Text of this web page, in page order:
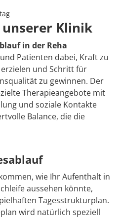
Klinik
in der Reha
Patienten dabei, Kraft zu
und Schritt für
zu gewinnen. Der
Therapieangebote mit
und soziale Kontakte
Balance, die die
wie Ihr Aufenthalt in
aussehen könnte,
Tagesstrukturplan.
wird natürlich speziell